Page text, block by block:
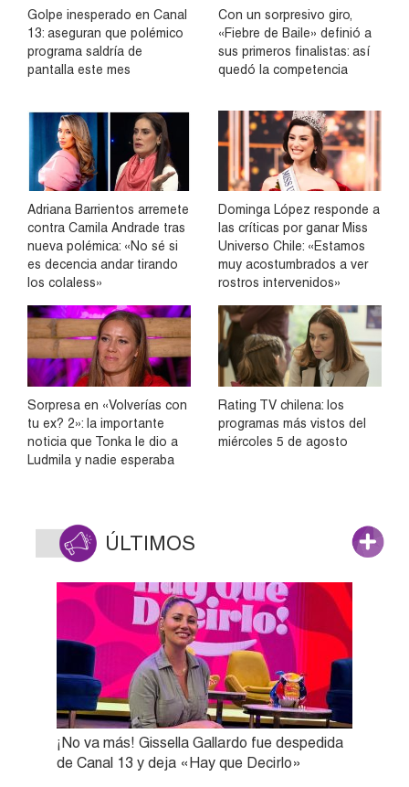
Golpe inesperado en Canal
13: aseguran que polémico
programa saldría de
pantalla este mes
Con un sorpresivo giro,
«Fiebre de Baile» definió a
sus primeros finalistas: así
quedó la competencia
Adriana Barrientos arremete
contra Camila Andrade tras
nueva polémica: «No sé si
es decencia andar tirando
los colaless»
Dominga López responde a
las críticas por ganar Miss
Universo Chile: «Estamos
muy acostumbrados a ver
rostros intervenidos»
Sorpresa en «Volverías con
tu ex? 2»: la importante
noticia que Tonka le dio a
Ludmila y nadie esperaba
Rating TV chilena: los
programas más vistos del
miércoles 5 de agosto
ÚLTIMOS
¡No va más! Gissella Gallardo fue despedida
de Canal 13 y deja «Hay que Decirlo»